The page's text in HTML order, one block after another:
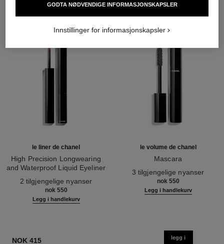
le liner de chanel
High Precision Longwearing
and Waterproof Liquid Eyeliner
2 tilgjengelige nyanser
nok 550
Legg i handlekurv
le volume de chanel
Mascara
3 tilgjengelige nyanser
nok 550
Legg i handlekurv
NOK 415
legg i
GODTA NØDVENDIGE INFORMASJONSKAPSLER
Innstillinger for informasjonskapsler